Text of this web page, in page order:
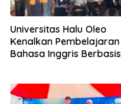
Universitas Halu Oleo
Kenalkan Pembelajaran
Bahasa Inggris Berbasis